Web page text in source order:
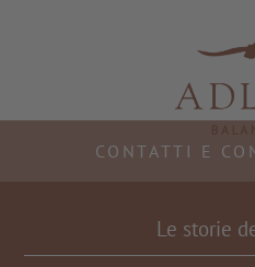
Resorts
CONTATTI E
Le storie